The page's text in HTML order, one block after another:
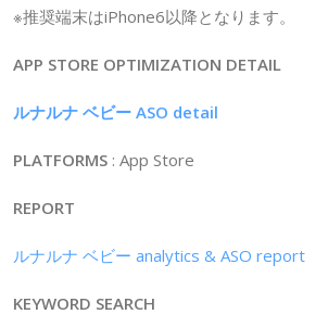
※推奨端末はiPhone6以降となります。
APP STORE OPTIMIZATION DETAIL
ルナルナ ベビー ASO detail
PLATFORMS : App Store
REPORT
ルナルナ ベビー analytics & ASO report
KEYWORD SEARCH